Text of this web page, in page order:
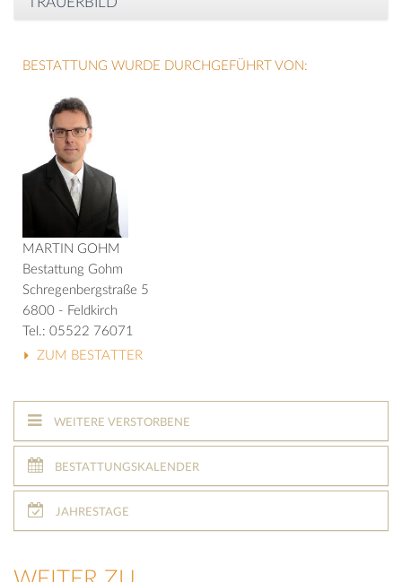
BESTATTUNG WURDE DURCHGEFÜHRT VON:
MARTIN GOHM
Bestattung Gohm
Schregenbergstraße 5
6800 - Feldkirch
Tel.: 05522 76071
ZUM BESTATTER
WEITERE VERSTORBENE
BESTATTUNGSKALENDER
JAHRESTAGE